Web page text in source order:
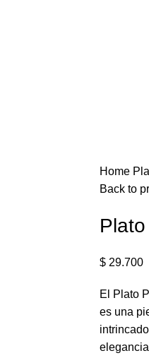
Home
Back to
$ 29.700
El Plato
es una